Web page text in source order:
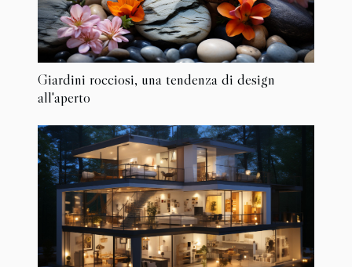
Giardini rocciosi, una tendenza di design
all'aperto